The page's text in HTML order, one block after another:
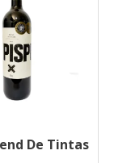
De Tintas